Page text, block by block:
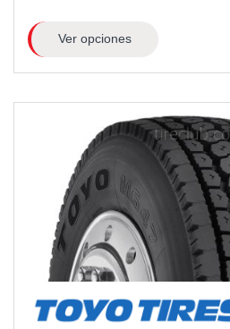
Ver opciones